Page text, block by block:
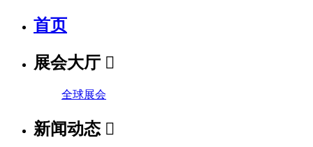
首页
展会大厅 
全球展会
新闻动态 